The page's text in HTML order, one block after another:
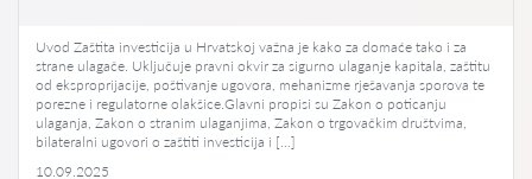
Uvod Zaštita investicija u Hrvatskoj važna je kako za domaće tako i za
strane ulagače. Uključuje pravni okvir za sigurno ulaganje kapitala, zaštitu
od eksproprijacije, poštivanje ugovora, mehanizme rješavanja sporova te
porezne i regulatorne olakšice.Glavni propisi su Zakon o poticanju
ulaganja, Zakon o stranim ulaganjima, Zakon o trgovačkim društvima,
bilateralni ugovori o zaštiti investicija i […]
10.09.2025